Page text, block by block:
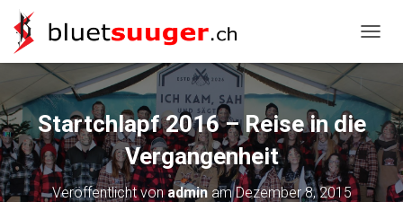
Startchlapf 2016 – Reise in die
Vergangenheit
Veröffentlicht vonadminamDezember 8, 2015